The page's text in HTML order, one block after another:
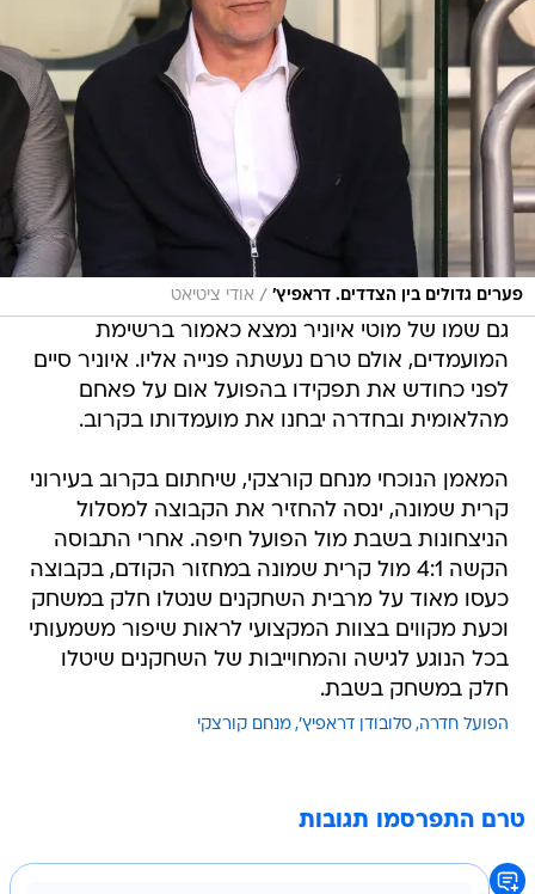
פערים גדולים בין הצדדים. דראפיץ' / אודי ציטיאט
גם שמו של מוטי איוניר נמצא כאמור ברשימת
המועמדים, אולם טרם נעשתה פנייה אליו. איוניר סיים
לפני כחודש את תפקידו בהפועל אום על פאחם
מהלאומית ובחדרה יבחנו את מועמדותו בקרוב.
המאמן הנוכחי מנחם קורצקי, שיחתום בקרוב בעירוני
קרית שמונה, ינסה להחזיר את הקבוצה למסלול
הניצחונות בשבת מול הפועל חיפה. אחרי התבוסה
הקשה 4:1 מול קרית שמונה במחזור הקודם, בקבוצה
כעסו מאוד על מרבית השחקנים שנטלו חלק במשחק
וכעת מקווים בצוות המקצועי לראות שיפור משמעותי
בכל הנוגע לגישה והמחוייבות של השחקנים שיטלו
חלק במשחק בשבת.
הפועל חדרה סלובודן דראפיץ' מנחם קורצקי
טרם התפרסמו תגובות